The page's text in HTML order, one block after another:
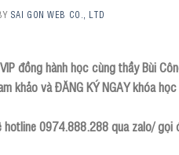
SAI GON WEB CO., LTD
đồng hành học cùng thầy Bùi
khảo và ĐĂNG KÝ NGAY khóa
0974.888.288 qua zalo/